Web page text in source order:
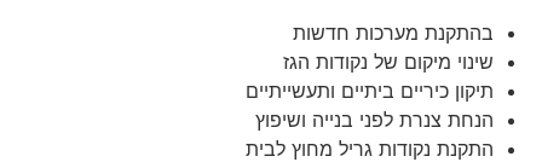
בהתקנת מערכות חדשות
שינוי מיקום של נקודות הגז
תיקון כיריים ביתיים ותעשייתיים
הנחת צנרת לפני בנייה ושיפוץ
התקנת נקודות גריל מחוץ לבית